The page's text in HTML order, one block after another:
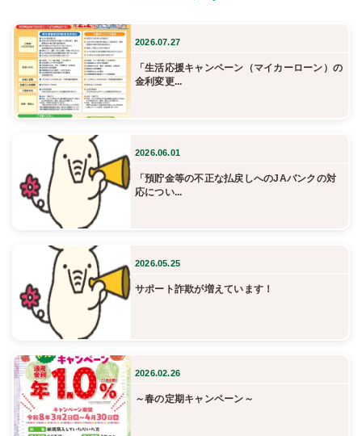
2026.07.27
「生活応援キャンペーン（マイカーローン）の
金利変更...
2026.06.01
「預貯金等の不正な払戻しへのJAバンクの対
応につい...
2026.05.25
サポート詐欺が増えています！
2026.02.26
～春の定期キャンペーン～